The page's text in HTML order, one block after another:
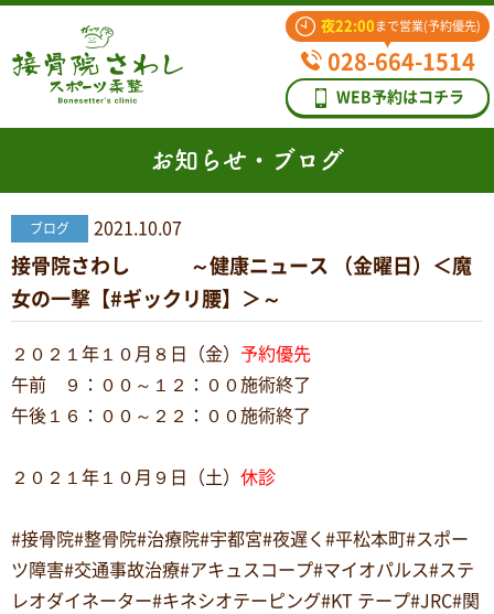
夜22:00 まで営業(予約優先)
028-664-1514
WEB予約はコチラ
お知らせ・ブログ
ブログ 2021.10.07
接骨院さわし ～健康ニュース （金曜日）＜魔
女の一撃【#ギックリ腰】＞～
２０２１年１０月８日（金） 予約優先
午前 ９：００～１２：００施術終了
午後１６：００～２２：００施術終了
２０２１年１０月９日（土） 休診
#接骨院#整骨院#治療院#宇都宮#夜遅く#平松本町#スポー
ツ障害#交通事故治療#アキュスコープ#マイオパルス#ステ
レオダイネーター#キネシオテーピング#KT テープ#JRC#関